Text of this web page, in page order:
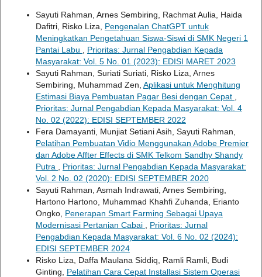
Sayuti Rahman, Arnes Sembiring, Rachmat Aulia, Haida
Dafitri, Risko Liza, Pengenalan ChatGPT untuk
Meningkatkan Pengetahuan Siswa-Siswi di SMK Negeri 1
Pantai Labu
Prioritas: Jurnal Pengabdian Kepada
Masyarakat: Vol. 5 No. 01 (2023): EDISI MARET 2023
Sayuti Rahman, Suriati Suriati, Risko Liza, Arnes
Sembiring, Muhammad Zen, Aplikasi untuk Menghitung
Estimasi Biaya Pembuatan Pagar Besi dengan Cepat
Prioritas: Jurnal Pengabdian Kepada Masyarakat: Vol. 4
No. 02 (2022): EDISI SEPTEMBER 2022
Fera Damayanti, Munjiat Setiani Asih, Sayuti Rahman,
Pelatihan Pembuatan Vidio Menggunakan Adobe Premier
dan Adobe Affter Effects di SMK Telkom Sandhy Shandy
Putra
Prioritas: Jurnal Pengabdian Kepada Masyarakat:
Vol. 2 No. 02 (2020): EDISI SEPTEMBER 2020
Sayuti Rahman, Asmah Indrawati, Arnes Sembiring,
Hartono Hartono, Muhammad Khahfi Zuhanda, Erianto
Ongko, Penerapan Smart Farming Sebagai Upaya
Modernisasi Pertanian Cabai
Prioritas: Jurnal
Pengabdian Kepada Masyarakat: Vol. 6 No. 02 (2024):
EDISI SEPTEMBER 2024
Risko Liza, Daffa Maulana Siddiq, Ramli Ramli, Budi
Ginting, Pelatihan Cara Cepat Installasi Sistem Operasi